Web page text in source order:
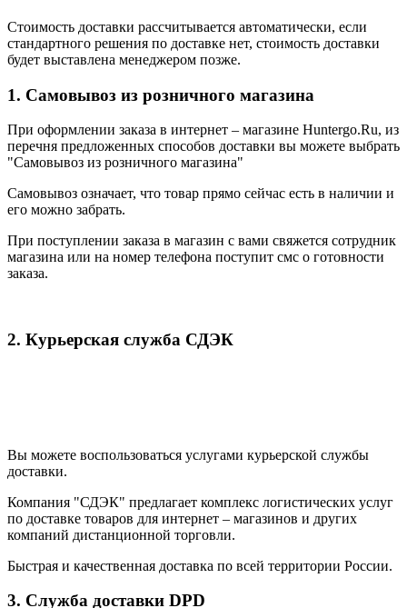
Стоимость доставки рассчитывается автоматически, если
стандартного решения по доставке нет, стоимость доставки
будет выставлена менеджером позже.
1. Самовывоз из розничного магазина
При оформлении заказа в интернет – магазине Huntergo.Ru, из
перечня предложенных способов доставки вы можете выбрать
"Самовывоз из розничного магазина"
Самовывоз означает, что товар прямо сейчас есть в наличии и
его можно забрать.
При поступлении заказа в магазин с вами свяжется сотрудник
магазина или на номер телефона поступит смс о готовности
заказа.
2. Курьерская служба СДЭК
Вы можете воспользоваться услугами курьерской службы
доставки.
Компания "СДЭК" предлагает комплекс логистических услуг
по доставке товаров для интернет – магазинов и других
компаний дистанционной торговли.
Быстрая и качественная доставка по всей территории России.
3. Служба доставки DPD